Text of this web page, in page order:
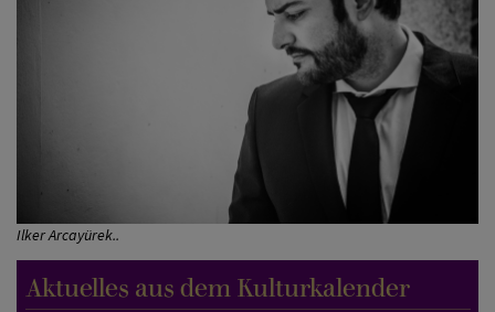
Ilker Arcayürek..
Aktuelles aus dem Kulturkalender